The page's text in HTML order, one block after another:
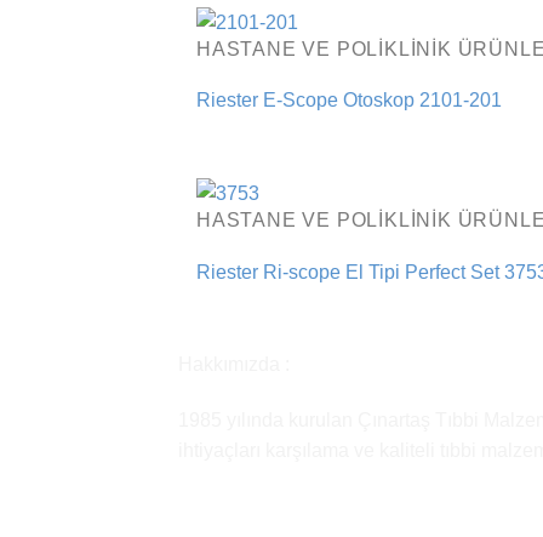
HASTANE VE POLIKLINIK
Riester E-Scope Otoskop 2101-201
HASTANE VE POLIKLINIK
Riester Ri-scope El Tipi Perfect Set